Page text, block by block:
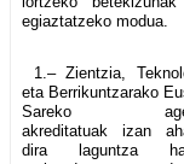
egiaztatzeko modua.
1.– Zientzia,
eta Berrikuntzarako
Sareko
akreditatuak izan
dira laguntza